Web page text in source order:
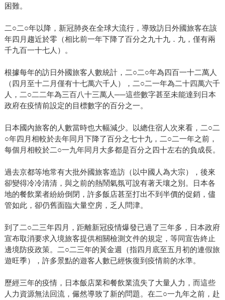
困難。
二○二○年以降，新冠肺炎在全球大流行，導致訪日外國旅客在該
年四月趨近於零（相比前一年下降了百分之九十九．九，僅有兩
千九百一十七人）。
根據每年的訪日外國旅客人數統計，二○二○年為四百一十二萬人
（四月至十二月僅有十七萬六千人），二○二一年為二十四萬六千
人，二○二二年為三百八十三萬人──這些數字甚至未能達到日本
政府在疫情前設定的目標數字的百分之一。
日本國內旅客的人數當時也大幅減少。以總住宿人次來看，二○二
○年四月相較於去年同月下降了百分之七十九，二○二一年之前，
每個月相較於二○一九年同月大多都是百分之四十左右的負成長。
過去京都等地常有大批外國旅客造訪（以中國人為大宗），後來
卻變得冷冷清清，與之前的熱鬧氣氛可說有著天壤之別。日本各
地的餐飲業者紛紛倒閉，許多飯店甚至打出不到半價的促銷，儘
管如此，卻仍舊面臨大量空房，乏人問津。
到了二○二三年四月，距離新冠疫情爆發已過了三年多，日本政府
宣布取消要求入境旅客提供相關檢測文件的規定，等同宣告終止
邊境防疫政策。二○二三年的黃金週（指四月底至五月初的連假旅
遊旺季），許多景點的遊客人數已經恢復到疫情前的水準。
歷經三年的疫情，日本飯店業和餐飲業流失了大量人力，而這些
人力資源無法回流，儼然導致了新的問題。在二○一九年之前，赴